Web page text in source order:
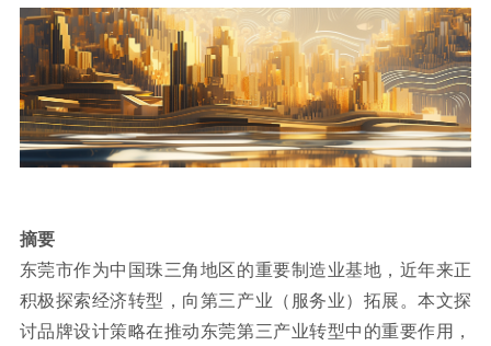
首页
关于我们
成功案例
专业视野
摘要
东莞市作为中国珠三角地区的重要制造业基地，近年来正
积极探索经济转型，向第三产业（服务业）拓展。本文探
讨品牌设计策略在推动东莞第三产业转型中的重要作用，